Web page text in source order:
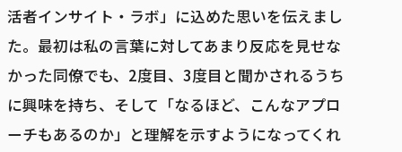
活者インサイト・ラボ」に込めた思いを伝えまし
た。最初は私の言葉に対してあまり反応を見せな
かった同僚でも、2度目、3度目と聞かされるうち
に興味を持ち、そして「なるほど、こんなアプロ
ーチもあるのか」と理解を示すようになってくれ